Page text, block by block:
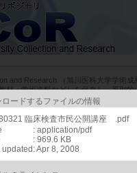
and Research （旭川医科大学学術
材・学術資料など）を保存し、原則
業出版社や学会出版社の学術雑誌に
版を収録しています。そのため実際
じめご了承ください。
ロードするファイルの情報
臨床検査市民公開講座 .pdf
: application/pdf
: 969.6 KB
updated: Apr 8, 2008